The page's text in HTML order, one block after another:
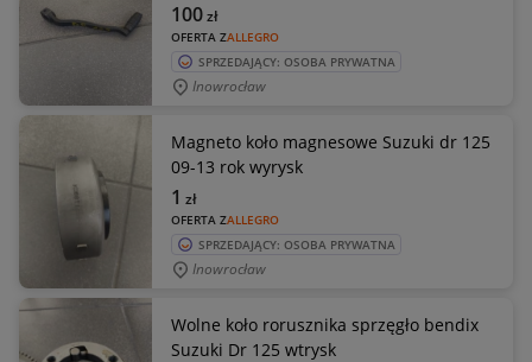
OFERTA ZALLEGRO
100zł
SPRZEDAJĄCY: OSOBA PRYWATNA
Inowrocław
Magneto koło magnesowe Suzuki dr 125
09-13 rok wyrysk
OFERTA ZALLEGRO
1 zł
SPRZEDAJĄCY: OSOBA PRYWATNA
Inowrocław
Wolne koło rorusznika sprzęgło bendix
Suzuki Dr 125 wtrysk